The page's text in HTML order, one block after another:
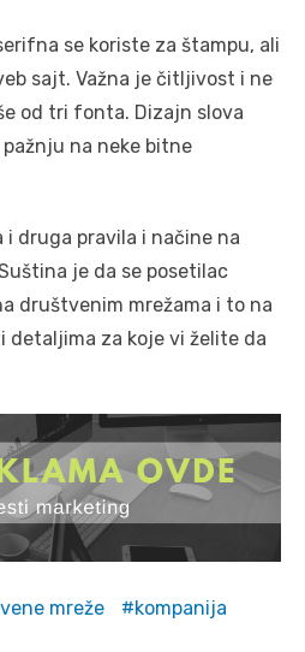
se koriste za štampu, ali
sajt. Važna je čitljivost i ne
od tri fonta. Dizajn slova
na neke bitne
druga pravila i načine na
je da se posetilac
društvenim mrežama i to na
detaljima za koje vi želite da
mreže
kompanija